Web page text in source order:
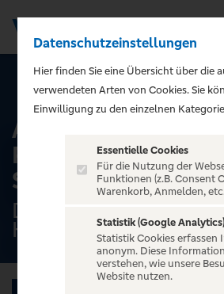
ALLE TERMINE
Alster-Rundfahrt
Rondeelteich -
ST. GEORG - 2025
Dampfschiff
Hamburg
Datenschutzeinstellungen
Hier finden Sie eine Übersicht über die
verwendeten Arten von Cookies. Sie
Einwilligung zu den einzelnen
Essentielle Cookies
Für die Nutzung der
Funktionen (z.B. Consent
Warenkorb, Anmelden,
Statistik (Google Analytics)
Statistik Cookies erfassen
anonym. Diese
verstehen, wie unsere
Website nutzen.